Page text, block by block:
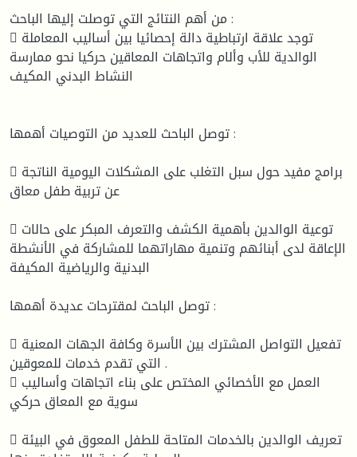
من أهم النتائج التي توصلت إليها الباحث :
 توجد علاقة ارتباطية دالة إحصائيا بين أساليب المعاملة
الوالدية للأب وألام واتجاهات المعاقين حركيا نحو ممارسة
النشاط البدني المكيف
توصل الباحث للعديد من التوصيات أهمها :
 برامج مفيد حول سبل التغلب على المشكلات اليومية الناتجة
عن تربية طفل معاق
 توعية الوالدين بأهمية الكشف والتعرف المبكر على حالات
الإعاقة لدى أبنائهم وتنمية مهاراتهما للمشاركة في الأنشطة
البدنية والرياضية المكيفة
توصل الباحث لمقترحات عديدة أهمها :
 تفعيل التواصل المشترك بين الأسرة وكافة الجهات المعنية
التي تقدم خدمات للمعوقين .
 العمل مع الأخصائي المختص على بناء اتجاهات وأساليب
سوية مع المعاق حركي
 تعريف الوالدين بالخدمات المتاحة للطفل المعوق في البيئة